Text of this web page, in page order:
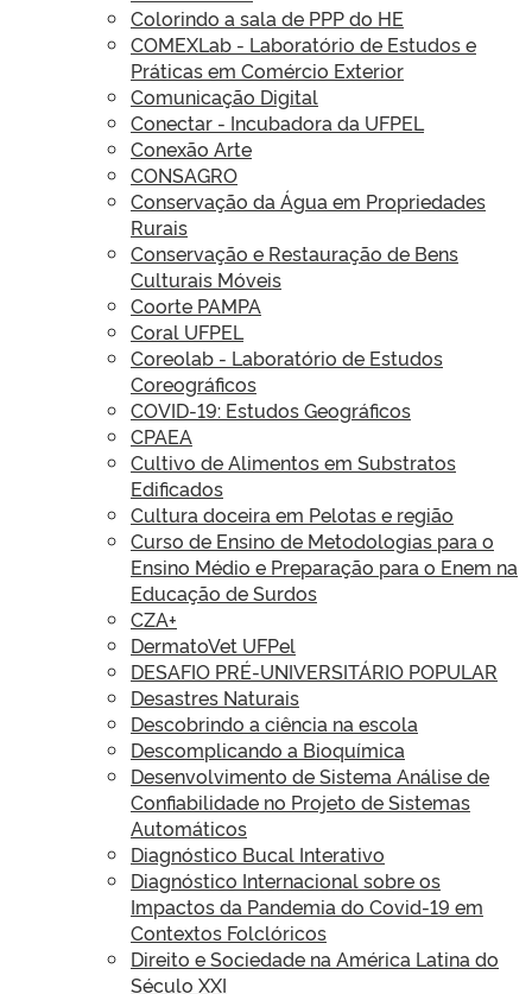
Colorindo a sala de PPP do HE
COMEXLab - Laboratório de Estudos e
Práticas em Comércio Exterior
Comunicação Digital
Conectar - Incubadora da UFPEL
Conexão Arte
CONSAGRO
Conservação da Água em Propriedades
Rurais
Conservação e Restauração de Bens
Culturais Móveis
Coorte PAMPA
Coral UFPEL
Coreolab - Laboratório de Estudos
Coreográficos
COVID-19: Estudos Geográficos
CPAEA
Cultivo de Alimentos em Substratos
Edificados
Cultura doceira em Pelotas e região
Curso de Ensino de Metodologias para o
Ensino Médio e Preparação para o Enem na
Educação de Surdos
CZA+
DermatoVet UFPel
DESAFIO PRÉ-UNIVERSITÁRIO POPULAR
Desastres Naturais
Descobrindo a ciência na escola
Descomplicando a Bioquímica
Desenvolvimento de Sistema Análise de
Confiabilidade no Projeto de Sistemas
Automáticos
Diagnóstico Bucal Interativo
Diagnóstico Internacional sobre os
Impactos da Pandemia do Covid-19 em
Contextos Folclóricos
Direito e Sociedade na América Latina do
Século XXI